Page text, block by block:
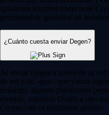
aplicación intuitiva como la de
permitiéndote gestionar tus
¿Cuánto cuesta enviar Degen?
Al enviar Degen a través de su
de red o de «gas», que varían
embargo, algunas plataformas
ejemplo, transferir Degen a otro
Crypto.com es totalmente gratuito.